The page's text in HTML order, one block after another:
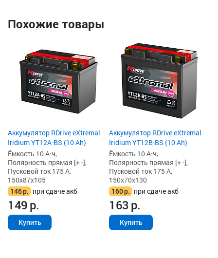
Похожие товары
Аккумулятор RDrive eXtremal
Iridium YT12A-BS (10 Ah)
Ёмкость 10 А·ч,
Полярность прямая [+ -],
Пусковой ток 175 А,
150x87x105
146р. при сдаче акб
149р.
Купить
Аккумулятор RDrive eXtremal
Iridium YT12B-BS (10 Ah)
Ёмкость 10 А·ч,
Полярность прямая [+ -],
Пусковой ток 175 А,
150x70x130
160р. при сдаче акб
163р.
Купить